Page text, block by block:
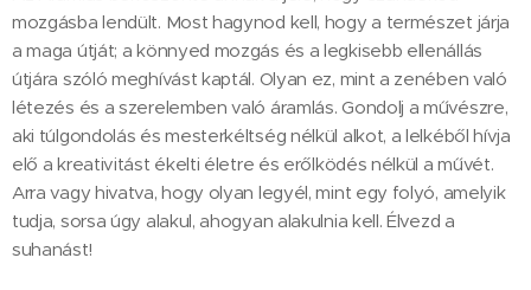
mozgásba lendült. Most hagynod kell, hogy a természet járja
a maga útját; a könnyed mozgás és a legkisebb ellenállás
útjára szóló meghívást kaptál. Olyan ez, mint a zenében való
létezés és a szerelemben való áramlás. Gondolj a művészre,
aki túlgondolás és mesterkéltség nélkül alkot, a lelkéből hívja
elő a kreativitást ékelti életre és erőlködés nélkül a művét.
Arra vagy hivatva, hogy olyan legyél, mint egy folyó, amelyik
tudja, sorsa úgy alakul, ahogyan alakulnia kell. Élvezd a
suhanást!